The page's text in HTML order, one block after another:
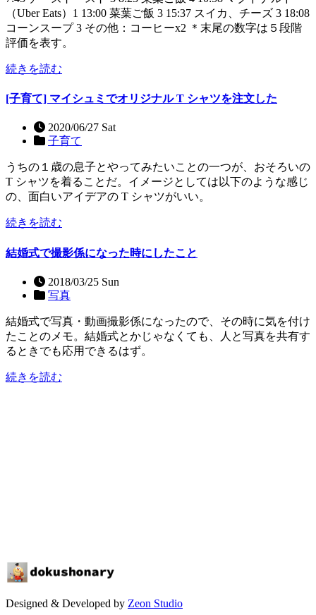
（Uber Eats）1 13:00 菜葉ご飯 3 15:37 スイカ、チーズ 3 18:08
コーンスープ 3 その他：コーヒーx2 ＊末尾の数字は５段階
評価を表す。
続きを読む
[子育て] マイシュミでオリジナル T シャツを注文した
2020/06/27 Sat
子育て
うちの１歳の息子とやってみたいことの一つが、おそろいの
T シャツを着ることだ。イメージとしては以下のような感じ
の、面白いアイデアの T シャツがいい。
続きを読む
結婚式で撮影係になった時にしたこと
2018/03/25 Sun
写真
結婚式で写真・動画撮影係になったので、その時に気を付け
たことのメモ。結婚式とかじゃなくても、人と写真を共有す
るときでも応用できるはず。
続きを読む
Designed & Developed by Zeon Studio